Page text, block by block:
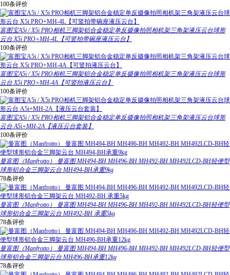
100条评价
富图宝A5i / X5i PRO相机三脚架铝合金稳定单反摄像拍照相机架三角架液压云台球形
云台 X5i PRO+MH-4L【可竖拍带碗座液压云台】
100条评价
富图宝A5i / X5i PRO相机三脚架铝合金稳定单反摄像拍照相机架三角架液压云台球形
云台 X5i PRO+MH-4A【可竖拍液压云台】
100条评价
富图宝A5i / X5i PRO相机三脚架铝合金稳定单反摄像拍照相机架三角架液压云台球形
云台 A5i+MH-2A【液压云台套装】
100条评价
曼富图（Manfrotto） 曼富图 MH494-BH MH496-BH MH492-BH MH492LCD-BH轻便型
球形铝合金三脚架云台 MH494-BH承重9kg
78条评价
曼富图（Manfrotto） 曼富图 MH494-BH MH496-BH MH492-BH MH492LCD-BH轻便型
球形铝合金三脚架云台 MH492-BH 承重5kg
78条评价
曼富图（Manfrotto） 曼富图 MH494-BH MH496-BH MH492-BH MH492LCD-BH轻便型
球形铝合金三脚架云台 MH496-BH承重12kg
78条评价